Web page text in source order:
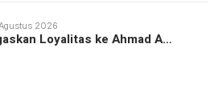
2026
Loyalitas ke Ahmad A…